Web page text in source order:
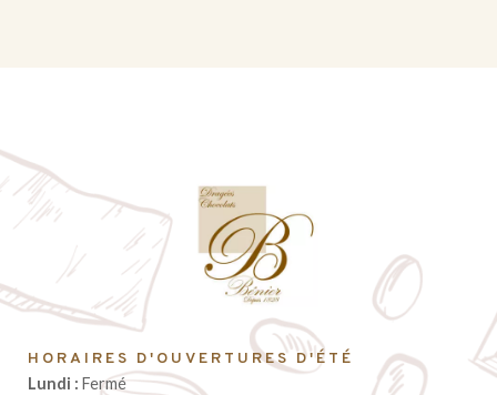
HORAIRES D'OUVERTURES D'ÉTÉ
Lundi : Fermé